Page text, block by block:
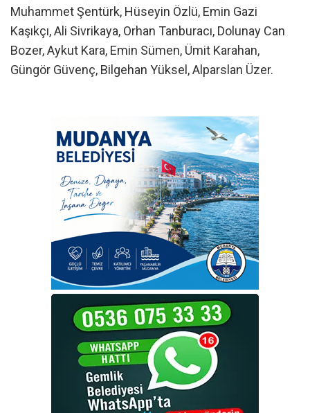
Muhammet Şentürk, Hüseyin Özlü, Emin Gazi
Kaşıkçı, Ali Sivrikaya, Orhan Tanburacı, Dolunay Can
Bozer, Aykut Kara, Emin Sümen, Ümit Karahan,
Güngör Güvenç, Bilgehan Yüksel, Alparslan Üzer.